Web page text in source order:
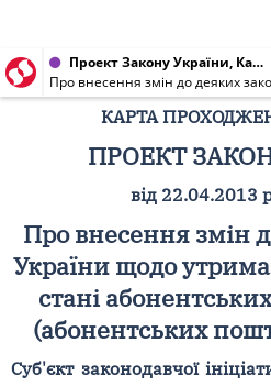
Проект Закону України, Карта проходження проекту від 22.04.2013 № 2338-1